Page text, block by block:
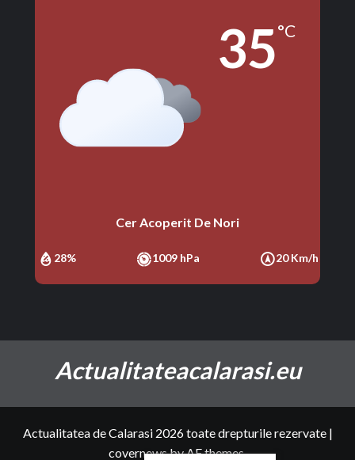
35°C
Cer Acoperit De Nori
28% 1009 hPa 20 Km/h
Actualitateacalarasi.eu
Actualitatea de Calarasi 2026 toate drepturile rezervate |
covernewsby AF themes.